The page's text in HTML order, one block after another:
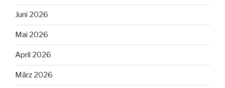
Juni 2026
Mai 2026
April 2026
März 2026